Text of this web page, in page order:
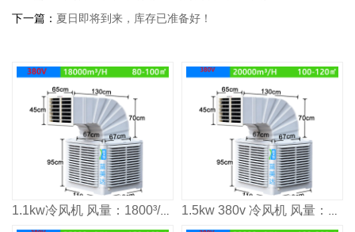
下一篇： 夏日即将到来，库存已准备好！
1.1kw冷风机 风量：1800³/h 适用面积：80-100m² 1.5kw 380v 冷风机 风量：2000³/h 适用面积：120㎡